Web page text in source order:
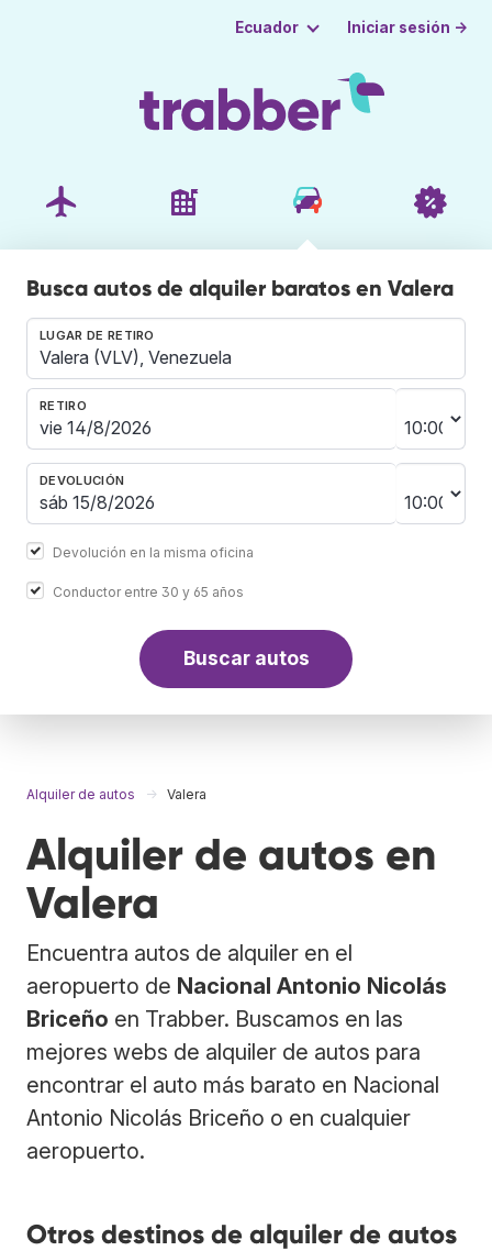
Ecuador Iniciar sesión →
Busca autos de alquiler baratos en Valera
LUGAR DE RETIRO
RETIRO
DEVOLUCIÓN
Devolución en la misma oficina
Conductor entre 30 y 65 años
Buscar autos
Alquiler de autos Valera
Alquiler de autos en
Valera
Encuentra autos de alquiler en el
aeropuerto de Nacional Antonio Nicolás
Briceño en Trabber. Buscamos en las
mejores webs de alquiler de autos para
encontrar el auto más barato en Nacional
Antonio Nicolás Briceño o en cualquier
aeropuerto.
Otros destinos de alquiler de autos